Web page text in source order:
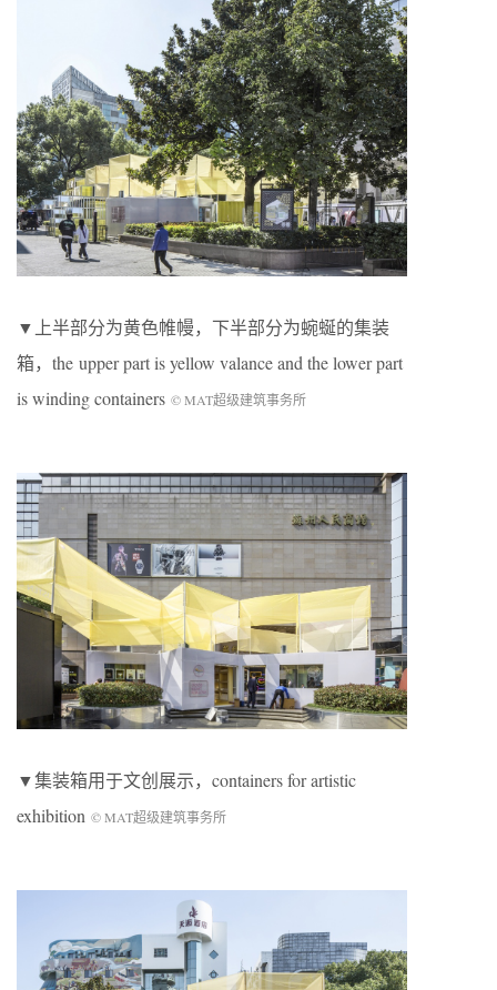
▼上半部分为黄色帷幔，下半部分为蜿蜒的集装
箱，the upper part is yellow valance and the lower part
is winding containers © MAT超级建筑事务所
▼集装箱用于文创展示，containers for artistic
exhibition © MAT超级建筑事务所